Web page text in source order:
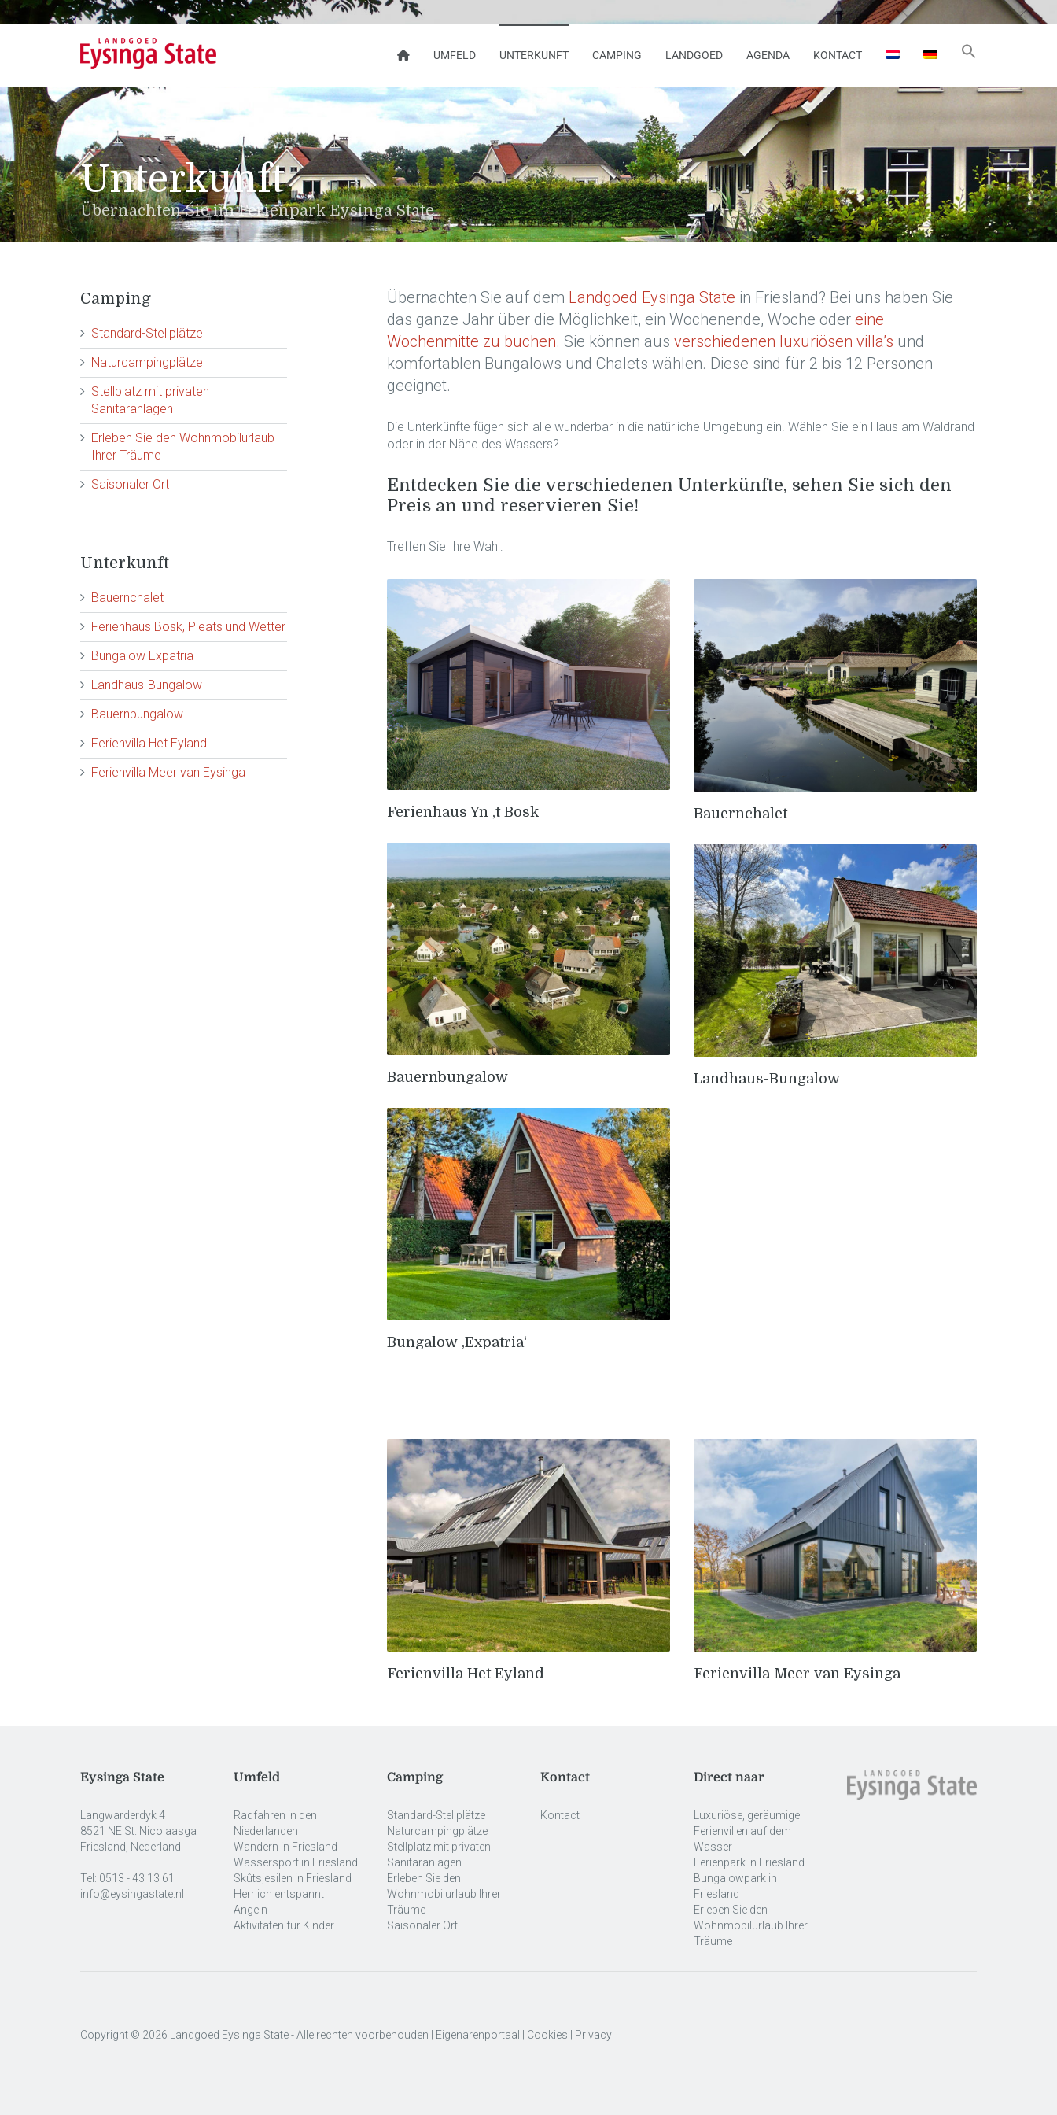
UMFELD UNTERKUNFT CAMPING LANDGOED AGENDA KONTACT
Unterkunft
Übernachten Sie im Ferienpark Eysinga State
Übernachten Sie auf dem Landgoed Eysinga State in Friesland? Bei uns haben Sie
das ganze Jahr über die Möglichkeit, ein Wochenende, Woche oder eine
Wochenmitte zu buchen. Sie können aus verschiedenen luxuriösen villa’s und
komfortablen Bungalows und Chalets wählen. Diese sind für 2 bis 12 Personen
geeignet.
Die Unterkünfte fügen sich alle wunderbar in die natürliche Umgebung ein. Wählen Sie ein Haus am Waldrand
oder in der Nähe des Wassers?
Entdecken Sie die verschiedenen Unterkünfte, sehen Sie sich den
Preis an und reservieren Sie!
Treffen Sie Ihre Wahl:
Ferienhaus Yn ‚t Bosk
Bauernbungalow
Bungalow ‚Expatria‘
Bauernchalet
Landhaus-Bungalow
Ferienvilla Het Eyland Ferienvilla Meer van Eysinga
Camping
Standard-Stellplätze
Naturcampingplätze
Stellplatz mit privaten
Sanitäranlagen
Erleben Sie den Wohnmobilurlaub
Ihrer Träume
Saisonaler Ort
Unterkunft
Bauernchalet
Ferienhaus Bosk, Pleats und Wetter
Bungalow Expatria
Landhaus-Bungalow
Bauernbungalow
Ferienvilla Het Eyland
Ferienvilla Meer van Eysinga
Eysinga State
Langwarderdyk 4
8521 NE St. Nicolaasga
Friesland, Nederland
Tel: 0513 - 43 13 61
info@eysingastate.nl
Umfeld
Radfahren in den
Niederlanden
Wandern in Friesland
Wassersport in Friesland
Skûtsjesilen in Friesland
Herrlich entspannt
Angeln
Aktivitäten für Kinder
Camping
Standard-Stellplätze
Naturcampingplätze
Stellplatz mit privaten
Sanitäranlagen
Erleben Sie den
Wohnmobilurlaub Ihrer
Träume
Saisonaler Ort
Kontact
Kontact
Direct naar
Luxuriöse, geräumige
Ferienvillen auf dem
Wasser
Ferienpark in Friesland
Bungalowpark in
Friesland
Erleben Sie den
Wohnmobilurlaub Ihrer
Träume
Copyright © 2026 Landgoed Eysinga State - Alle rechten voorbehouden | Eigenarenportaal Cookies Privacy